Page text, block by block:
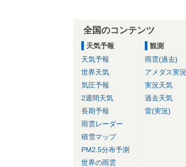
全国のコンテンツ
天気予報
天気予報
世界天気
気圧予報
2週間天気
長期予報
雨雲レーダー
積雪マップ
PM2.5分布予測
世界の雨雲
観測
雨雲(過去)
アメダス実況
実況天気
過去天気
雷(実況)